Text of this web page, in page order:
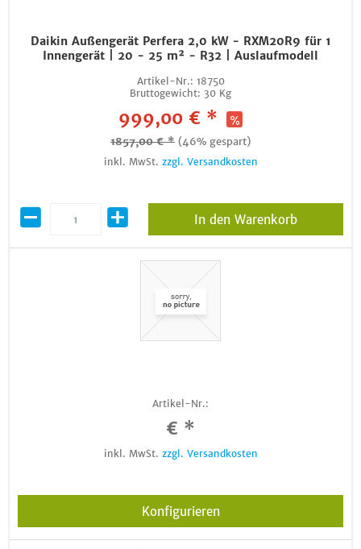
Daikin Außengerät Perfera 2,0 kW - RXM20R9 für 1
Innengerät | 20 - 25 m² - R32 | Auslaufmodell
Artikel-Nr.: 18750
Bruttogewicht: 30 Kg
999,00 € *
1857,00 € * (46% gespart)
inkl. MwSt. zzgl. Versandkosten
In den Warenkorb
Artikel-Nr.:
€ *
inkl. MwSt. zzgl. Versandkosten
Konfigurieren